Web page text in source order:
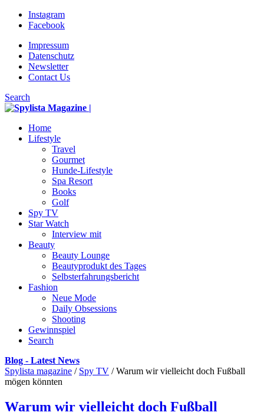
Instagram
Facebook
Impressum
Datenschutz
Newsletter
Contact Us
Search
Home
Lifestyle
Travel
Gourmet
Hunde-Lifestyle
Spa Resort
Books
Golf
Spy TV
Star Watch
Interview mit
Beauty
Beauty Lounge
Beautyprodukt des Tages
Selbsterfahrungsbericht
Fashion
Neue Mode
Daily Obsessions
Shooting
Gewinnspiel
Search
Blog - Latest News
Spylista magazine / Spy TV / Warum wir vielleicht doch Fußball
mögen könnten
Warum wir vielleicht doch Fußball